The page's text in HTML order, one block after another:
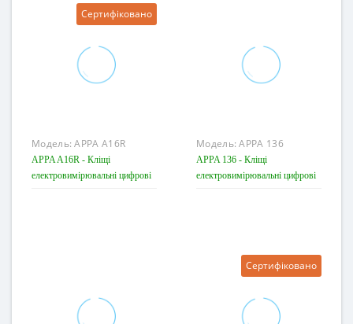
Сертифіковано
Модель:APPA A16R
APPA A16R - Кліщі
електровимірювальні цифрові
Модель:APPA 136
APPA 136 - Кліщі
електровимірювальні цифрові
Сертифіковано